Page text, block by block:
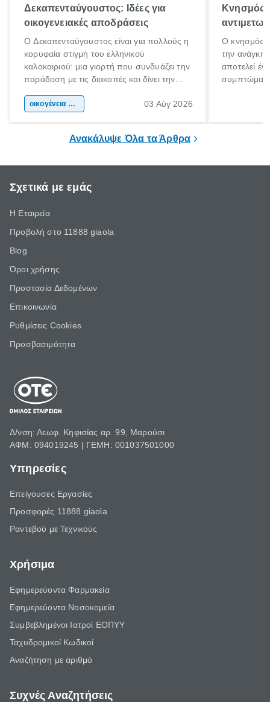
Δεκαπενταύγουστος: Ιδέες για
οικογενειακές αποδράσεις
Ο Δεκαπενταύγουστος είναι για πολλούς η
κορυφαία στιγμή του ελληνικού
καλοκαιριού: μια γιορτή που συνδυάζει την
παράδοση με τις διακοπές και δίνει την
χώρας. Είτε πρόκειται για λίγες μέρες
οικογένεια & παιδί 03 Αύγ 2026
Κνησμός:
Ο κνησμός
την ανάγκη
αποτελεί
Ανακάλυψε Όλα τα Άρθρα
Σχετικά με εμάς
Η Εταιρεία
Προβολή στο 11888 giaola
Blog
Όροι χρήσης
Προστασία Δεδομένων
Επικοινωνία
Ρυθμίσεις Cookies
Προσβασιμότητα
Δ/νση: Λεωφ. Κηφισίας αρ. 99, Μαρούσι
ΑΦΜ: 094019245 | ΓΕΜΗ: 001037501000
Υπηρεσίες
Επείγουσες Εργασίες
Προσφορές 11888 giaola
Ραντεβού με Τεχνικούς
Χρήσιμα
Εφημερεύοντα Φαρμακεία
Εφημερεύοντα Νοσοκομεία
Συμβεβλημένοι Ιατροί ΕΟΠΥΥ
Ταχυδρομικοί Κωδικοί
Αναζήτηση με αριθμό
Συχνές Αναζητήσεις